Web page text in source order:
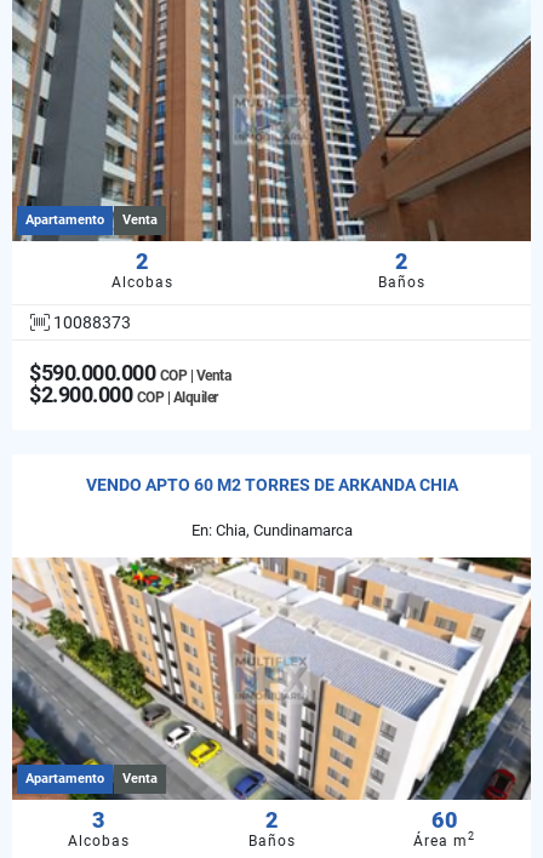
Apartamento Venta
2
Alcobas
2
Baños
10088373
$590.000.000 COP | Venta
$2.900.000 COP | Alquiler
VENDO APTO 60 M2 TORRES DE ARKANDA CHIA
En: Chia, Cundinamarca
Apartamento Venta
3
Alcobas
2
Baños
60
Área m2